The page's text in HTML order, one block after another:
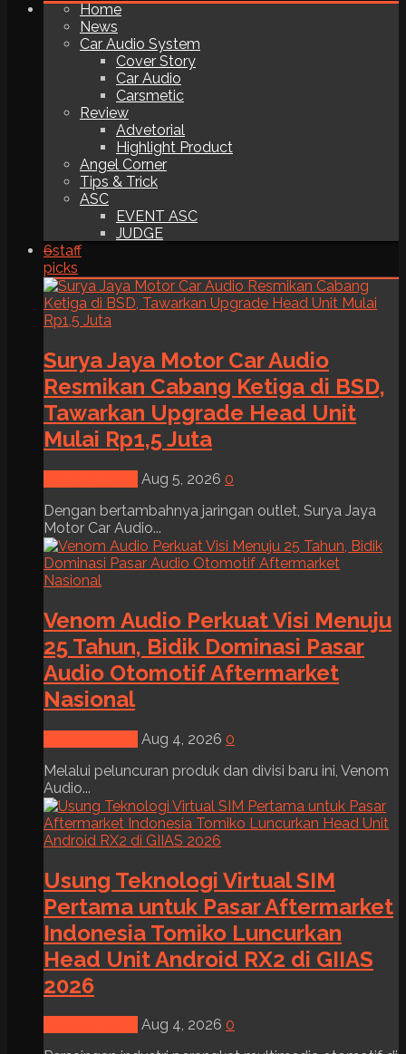
Home
News
Car Audio System
Cover Story
Car Audio
Carsmetic
Review
Advetorial
Highlight Product
Angel Corner
Tips & Trick
ASC
EVENT ASC
JUDGE
6staff
picks
Surya Jaya Motor Car Audio
Resmikan Cabang Ketiga di BSD,
Tawarkan Upgrade Head Unit
Mulai Rp1,5 Juta
Aug 5, 2026 0
Dengan bertambahnya jaringan outlet, Surya Jaya
Motor Car Audio...
Venom Audio Perkuat Visi Menuju
25 Tahun, Bidik Dominasi Pasar
Audio Otomotif Aftermarket
Nasional
Aug 4, 2026 0
Melalui peluncuran produk dan divisi baru ini, Venom
Audio...
Usung Teknologi Virtual SIM
Pertama untuk Pasar Aftermarket
Indonesia Tomiko Luncurkan
Head Unit Android RX2 di GIIAS
2026
Aug 4, 2026 0